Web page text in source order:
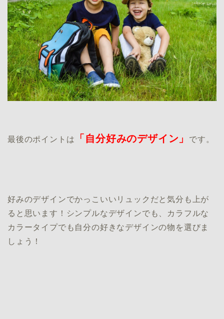
最後のポイントは 「自分好みのデザイン」 です。
好みのデザインでかっこいいリュックだと気分も上が
ると思います！シンプルなデザインでも、カラフルな
カラータイプでも自分の好きなデザインの物を選びま
しょう！